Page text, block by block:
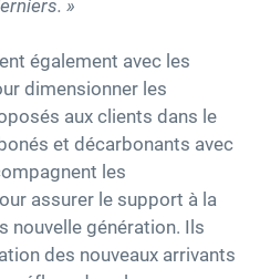
»
également avec les
dimensionner les
aux clients dans le
et décarbonants avec
les
assurer le support à la
nouvelle génération. Ils
des nouveaux arrivants